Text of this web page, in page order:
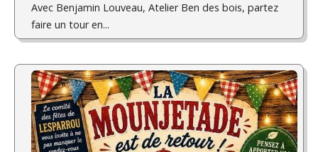
Avec Benjamin Louveau, Atelier Ben des bois, partez
faire un tour en...